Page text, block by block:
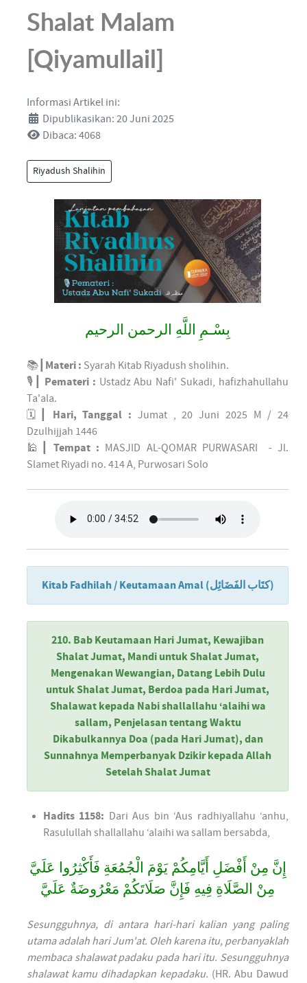
Shalat Malam
[Qiyamullail]
Informasi Artikel ini:
Dipublikasikan: 20 Juni 2025
Dibaca: 4068
Riyadush Shalihin
بِسْـمِ اللَّهِ الرحمن الرحيم
📚┃ Materi : Syarah Kitab Riyadush sholihin.
🎙┃ Pemateri : Ustadz Abu Nafi' Sukadi, hafizhahullahu
Ta'ala.
🗓┃ Hari, Tanggal : Jumat , 20 Juni 2025 M / 24
Dzulhijjah 1446
🕌┃Tempat : MASJID AL-QOMAR PURWASARI - Jl.
Slamet Riyadi no. 414 A, Purwosari Solo
Kitab Fadhilah / Keutamaan Amal (كتَاب الفَضَائِل)
210. Bab Keutamaan Hari Jumat, Kewajiban
Shalat Jumat, Mandi untuk Shalat Jumat,
Mengenakan Wewangian, Datang Lebih Dulu
untuk Shalat Jumat, Berdoa pada Hari Jumat,
Shalawat kepada Nabi shallallahu ‘alaihi wa
sallam, Penjelasan tentang Waktu
Dikabulkannya Doa (pada Hari Jumat), dan
Sunnahnya Memperbanyak Dzikir kepada Allah
Setelah Shalat Jumat
Hadits 1158: Dari Aus bin ‘Aus radhiyallahu ‘anhu,
Rasulullah shallallahu ‘alaihi wa sallam bersabda,
إِنَّ مِنْ أَفْضَلِ أَيَّامِكُمْ يَوْمَ الْجُمُعَةِ فَأَكْثِرُوا عَلَيَّ
مِنْ الصَّلَاةِ فِيهِ فَإِنَّ صَلَاتَكُمْ مَعْرُوضَةٌ عَلَيَّ
Sesungguhnya, di antara hari-hari kalian yang paling
utama adalah hari Jum'at. Oleh karena itu, perbanyaklah
membaca shalawat padaku pada hari itu. Sesungguhnya
shalawat kamu dihadapkan kepadaku. (HR. Abu Dawud